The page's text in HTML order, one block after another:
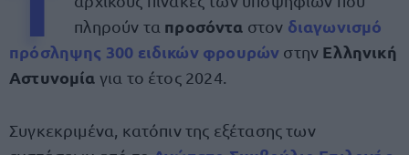
πληρούν τα προσόντα στον διαγωνισμό
πρόσληψης 300 ειδικών φρουρών στην Ελληνική
Αστυνομία για το έτος 2024.
Συγκεκριμένα, κατόπιν της εξέτασης των